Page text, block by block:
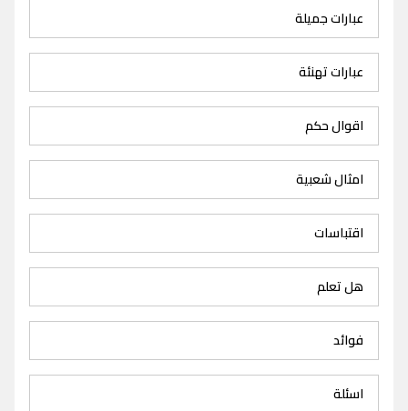
عبارات جميلة
عبارات تهنئة
اقوال حكم
امثال شعبية
اقتباسات
هل تعلم
فوائد
اسئلة